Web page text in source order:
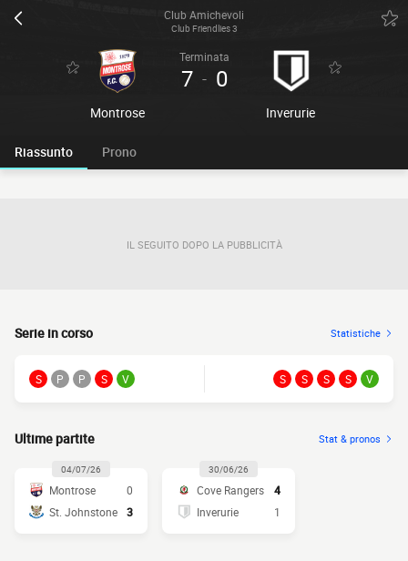
Club Amichevoli
Club Friendlies 3
Montrose
Terminata
7 - 0
Inverurie
Riassunto Prono
IL SEGUITO DOPO LA PUBBLICITÀ
Serie in corso Statistiche
S P P S V S S S S V
Ultime partite Stat & pronos
04/07/26
Montrose
0
St. Johnstone
3
30/06/26
Cove Rangers
4
Inverurie
1